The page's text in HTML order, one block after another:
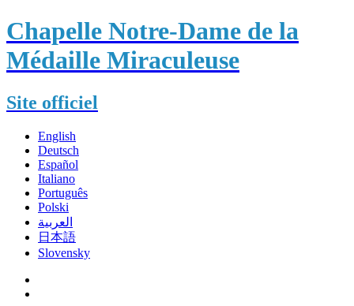
Chapelle Notre-Dame de la
Médaille Miraculeuse
Site officiel
English
Deutsch
Español
Italiano
Português
Polski
العربية
日本語
Slovensky